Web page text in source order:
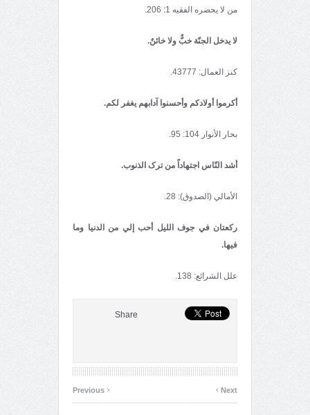
من لا يحضره الفقيه 1: 206.
لا یدخل الجنّة خبٌّ ولا خائنٌ.
کنز العمال: 43777.
أكرموا أولادكم وأحسنوا آدابهم يغفر لكم.
بحار الأنوار 104: 95.
أشد النّاس اجتهاداً من ترک الذنوب.
الأمالي (الصدوق): 28.
رکعتان في جوف اللیل أحب إلي من الدنیا وما
فیها.
علل الشرائع: 138.
Share
‹ Next
›